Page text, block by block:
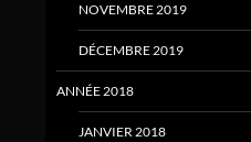
NOVEMBRE 2019
DÉCEMBRE 2019
ANNÉE 2018
JANVIER 2018